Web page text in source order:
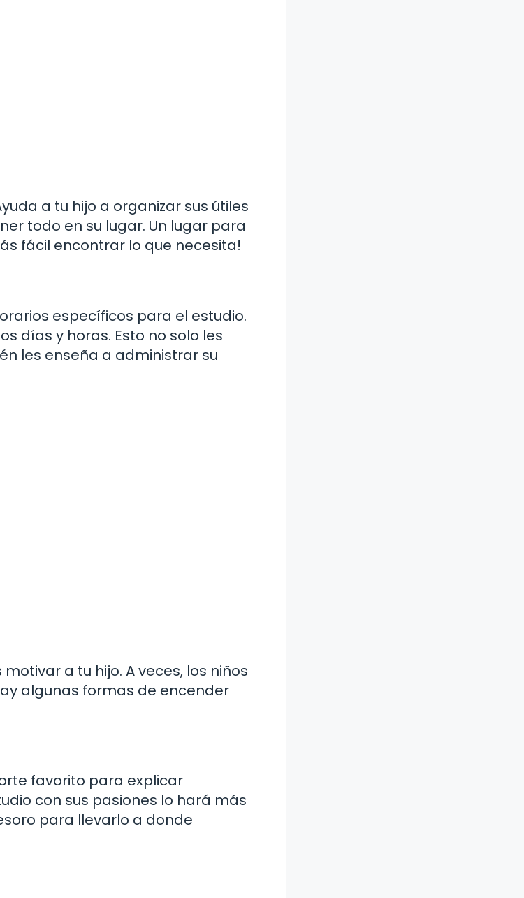
a tu hijo a organizar sus útiles
todo en su lugar. Un lugar para
fácil encontrar lo que necesita!
específicos para el estudio.
días y horas. Esto no solo les
les enseña a administrar su
a tu hijo. A veces, los niños
algunas formas de encender
favorito para explicar
con sus pasiones lo hará más
para llevarlo a donde